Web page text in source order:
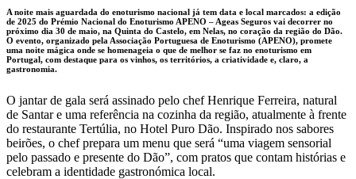
to
clipboard
A noite mais aguardada do enoturismo nacional já tem data e local marcados: a edição
de 2025 do Prémio Nacional do Enoturismo APENO – Ageas Seguros vai decorrer no
próximo dia 30 de maio, na Quinta do Castelo, em Nelas, no coração da região do Dão.
O evento, organizado pela Associação Portuguesa de Enoturismo (APENO), promete
uma noite mágica onde se homenageia o que de melhor se faz no enoturismo em
Portugal, com destaque para os vinhos, os territórios, a criatividade e, claro, a
gastronomia.
O jantar de gala será assinado pelo chef Henrique Ferreira, natural
de Santar e uma referência na cozinha da região, atualmente à frente
do restaurante Tertúlia, no Hotel Puro Dão. Inspirado nos sabores
beirões, o chef prepara um menu que será “uma viagem sensorial
pelo passado e presente do Dão”, com pratos que contam histórias e
celebram a identidade gastronómica local.